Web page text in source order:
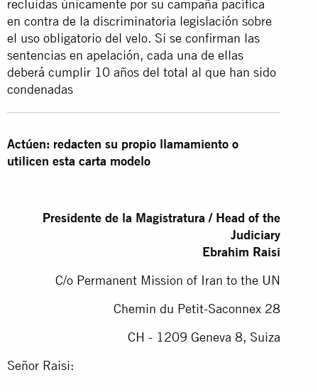
recluidas únicamente por su campaña pacífica
en contra de la discriminatoria legislación sobre
el uso obligatorio del velo. Si se confirman las
sentencias en apelación, cada una de ellas
deberá cumplir 10 años del total al que han sido
condenadas
Actúen: redacten su propio llamamiento o
utilicen esta carta modelo
Presidente de la Magistratura / Head of the
Judiciary
Ebrahim Raisi
C/o Permanent Mission of Iran to the UN
Chemin du Petit-Saconnex 28
CH - 1209 Geneva 8, Suiza
Señor Raisi: